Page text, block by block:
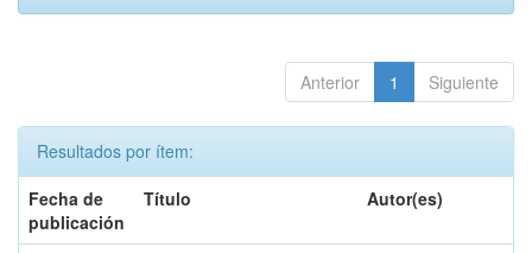
Anterior 1 Siguiente
Resultados por ítem:
Fecha de
publicación
Título Autor(es)